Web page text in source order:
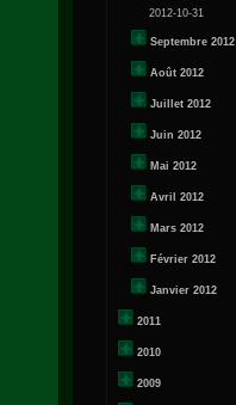
2012-10-31
Septembre 2012
Août 2012
Juillet 2012
Juin 2012
Mai 2012
Avril 2012
Mars 2012
Février 2012
Janvier 2012
2011
2010
2009